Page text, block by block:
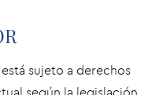
sujeto a derechos
según la legislación